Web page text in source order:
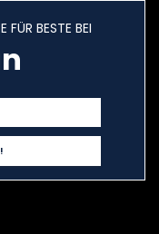
FÜR BESTE BEI